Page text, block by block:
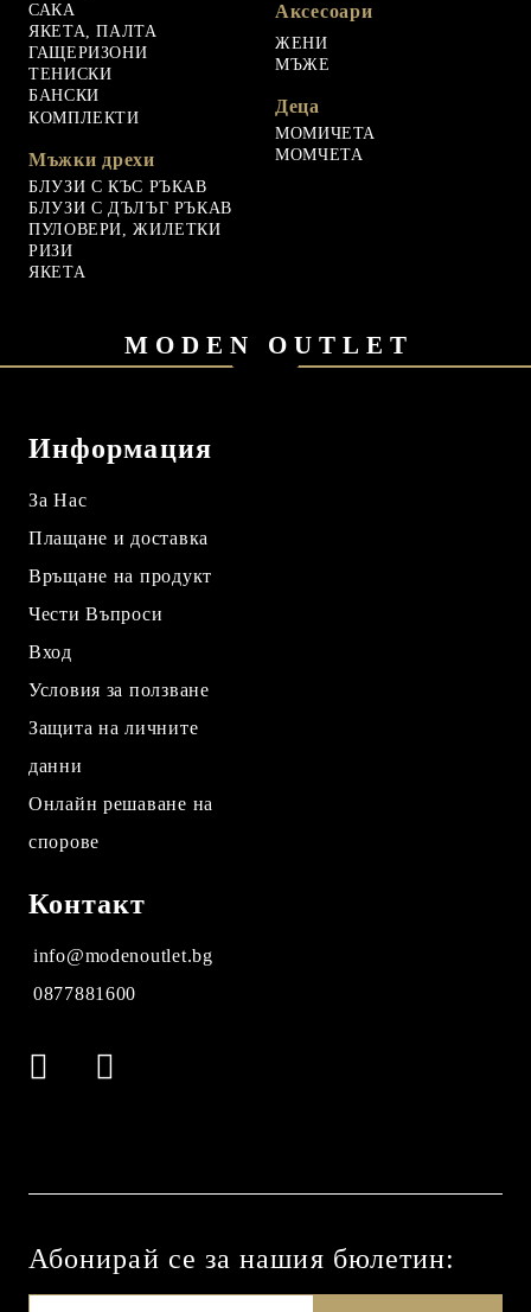
САКА
ЯКЕТА, ПАЛТА
ГАЩЕРИЗОНИ
ТЕНИСКИ
БАНСКИ
КОМПЛЕКТИ
Мъжки дрехи
БЛУЗИ С КЪС РЪКАВ
БЛУЗИ С ДЪЛЪГ РЪКАВ
ПУЛОВЕРИ, ЖИЛЕТКИ
РИЗИ
ЯКЕТА
Аксесоари
ЖЕНИ
МЪЖЕ
Деца
МОМИЧЕТА
МОМЧЕТА
MODEN OUTLET
Информация
За Нас
Плащане и доставка
Връщане на продукт
Чести Въпроси
Вход
Условия за ползване
Защита на личните
данни
Онлайн решаване на
спорове
Контакт
info@modenoutlet.bg
0877881600
Абонирай се за нашия бюлетин: